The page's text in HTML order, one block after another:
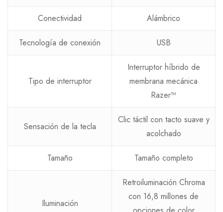
Conectividad Alámbrico
Tecnología de conexión USB
Tipo de interruptor
Interruptor híbrido de
membrana mecánica
Razer™
Sensación de la tecla
Clic táctil con tacto suave y
acolchado
Tamaño Tamaño completo
Iluminación
Retroiluminación Chroma
con 16,8 millones de